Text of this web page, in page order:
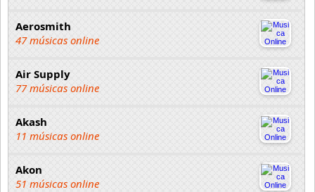
Aerosmith
47 músicas online
Air Supply
77 músicas online
Akash
11 músicas online
Akon
51 músicas online